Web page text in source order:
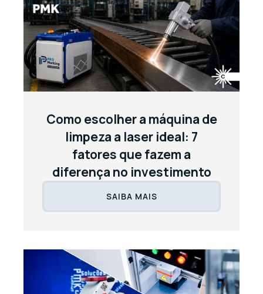
Como escolher a máquina de
limpeza a laser ideal: 7
fatores que fazem a
diferença no investimento
SAIBA MAIS